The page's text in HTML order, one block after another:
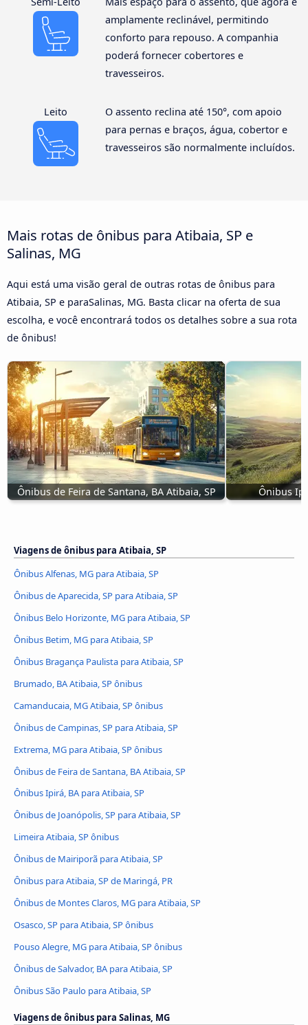
amplamente reclinável, permitindo
conforto para repouso. A companhia
poderá fornecer cobertores e
travesseiros.
Leito
O assento reclina até 150°, com apoio
para pernas e braços, água, cobertor e
travesseiros são normalmente incluídos.
Mais rotas de ônibus para Atibaia, SP e
Salinas, MG
Aqui está uma visão geral de outras rotas de ônibus para
Atibaia, SP e paraSalinas, MG. Basta clicar na oferta de sua
escolha, e você encontrará todos os detalhes sobre a sua rota
de ônibus!
Ônibus de Feira de Santana, BA Atibaia, SP Ônibus
Viagens de ônibus para Atibaia, SP
Ônibus Alfenas, MG para Atibaia, SP
Ônibus de Aparecida, SP para Atibaia, SP
Ônibus Belo Horizonte, MG para Atibaia, SP
Ônibus Betim, MG para Atibaia, SP
Ônibus Bragança Paulista para Atibaia, SP
Brumado, BA Atibaia, SP ônibus
Camanducaia, MG Atibaia, SP ônibus
Ônibus de Campinas, SP para Atibaia, SP
Extrema, MG para Atibaia, SP ônibus
Ônibus de Feira de Santana, BA Atibaia, SP
Ônibus Ipirá, BA para Atibaia, SP
Ônibus de Joanópolis, SP para Atibaia, SP
Limeira Atibaia, SP ônibus
Ônibus de Mairiporã para Atibaia, SP
Ônibus para Atibaia, SP de Maringá, PR
Ônibus de Montes Claros, MG para Atibaia, SP
Osasco, SP para Atibaia, SP ônibus
Pouso Alegre, MG para Atibaia, SP ônibus
Ônibus de Salvador, BA para Atibaia, SP
Ônibus São Paulo para Atibaia, SP
Viagens de ônibus para Salinas, MG